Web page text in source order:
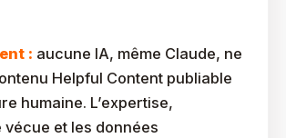
: aucune IA, même Claude, ne
Helpful Content publiable
humaine. L’expertise,
vécue et les données